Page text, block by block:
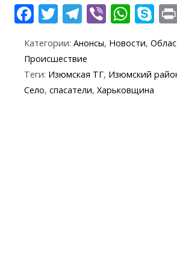
F
e
b
o
T
itt
er
T
e
gr
a
Vi
er
W
at
s
A
S
k
y
p
Категории: Анонсы, Новости,
Происшествие
Теги: Изюмская ТГ, Изюмский
Село, спасатели, Харьковщина